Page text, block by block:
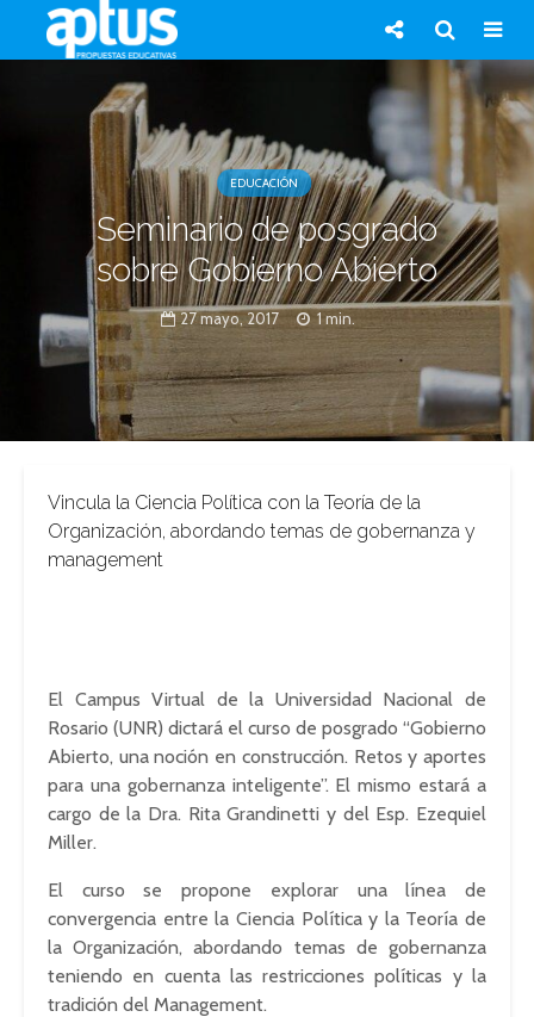
EDUCACIÓN
Seminario de posgrado
sobre Gobierno Abierto
27 mayo, 2017 1 min.
Vincula la Ciencia Política con la Teoría de la
Organización, abordando temas de gobernanza y
management
El Campus Virtual de la Universidad Nacional de
Rosario (UNR) dictará el curso de posgrado “Gobierno
Abierto, una noción en construcción. Retos y aportes
para una gobernanza inteligente”. El mismo estará a
cargo de la Dra. Rita Grandinetti y del Esp. Ezequiel
Miller.
El curso se propone explorar una línea de
convergencia entre la Ciencia Política y la Teoría de
la Organización, abordando temas de gobernanza
teniendo en cuenta las restricciones políticas y la
tradición del Management.